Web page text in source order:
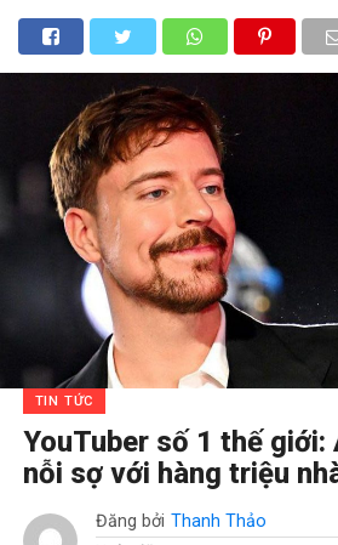
TIN TỨC
YouTuber số 1 thế giới:
nỗi sợ với hàng triệu
Đăng bởi Thanh Thảo